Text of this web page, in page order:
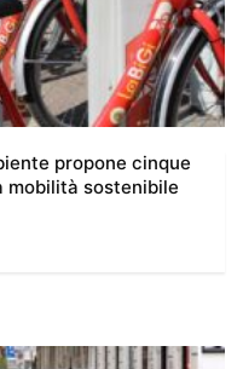
propone cinque
mobilità sostenibile